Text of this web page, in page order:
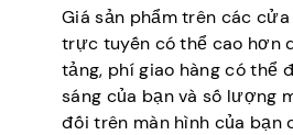
Giá sản phẩm trên các
trực tuyến có thể cao hơn
tảng, phí giao hàng có thể
sáng của bạn và số lượng
đối trên màn hình của bạn